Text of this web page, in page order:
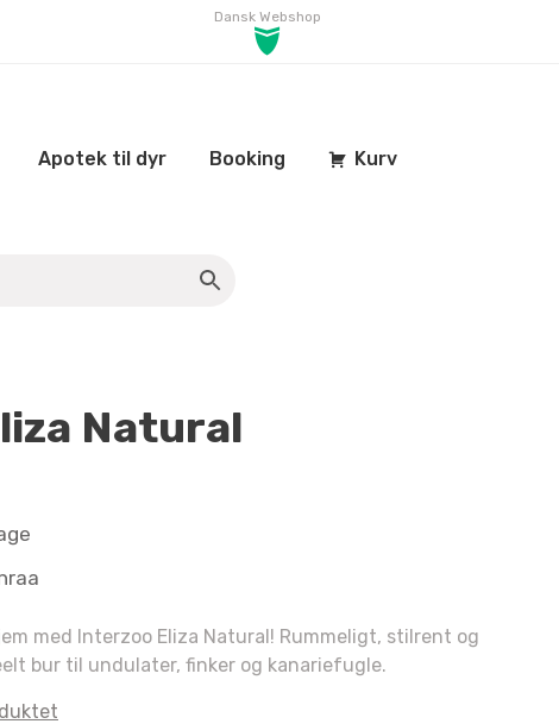
Dansk Webshop
Apotek til dyr Booking Kurv
Natural
med Interzoo Eliza Natural! Rummeligt, stilrent og
bur til undulater, finker og kanariefugle.